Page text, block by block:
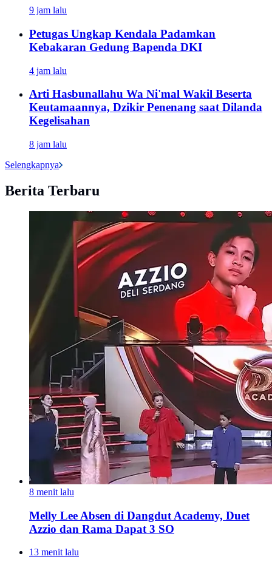
9 jam lalu
Petugas Ungkap Kendala Padamkan
Kebakaran Gedung Bapenda DKI
4 jam lalu
Arti Hasbunallahu Wa Ni'mal Wakil Beserta
Keutamaannya, Dzikir Penenang saat Dilanda
Kegelisahan
8 jam lalu
Selengkapnya
Berita Terbaru
8 menit lalu
Melly Lee Absen di Dangdut Academy, Duet
Azzio dan Rama Dapat 3 SO
13 menit lalu